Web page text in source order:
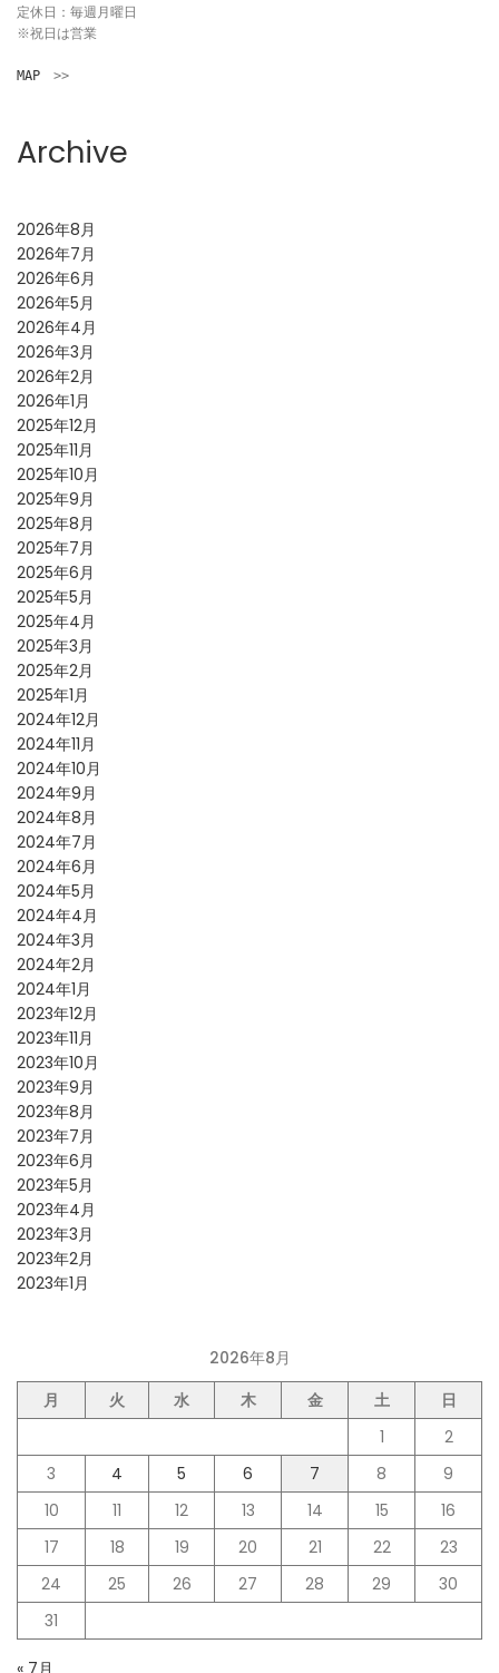
定休日：毎週月曜日
※祝日は営業
MAP >>
Archive
2026年8月
2026年7月
2026年6月
2026年5月
2026年4月
2026年3月
2026年2月
2026年1月
2025年12月
2025年11月
2025年10月
2025年9月
2025年8月
2025年7月
2025年6月
2025年5月
2025年4月
2025年3月
2025年2月
2025年1月
2024年12月
2024年11月
2024年10月
2024年9月
2024年8月
2024年7月
2024年6月
2024年5月
2024年4月
2024年3月
2024年2月
2024年1月
2023年12月
2023年11月
2023年10月
2023年9月
2023年8月
2023年7月
2023年6月
2023年5月
2023年4月
2023年3月
2023年2月
2023年1月
2026年8月
月
火 水 木 金 土
日
1
2
3
4 5 6 7 8
9
10
11 12 13 14 15
16
17
18 19 20 21 22
23
24
25 26 27 28 29
30
31
« 7月